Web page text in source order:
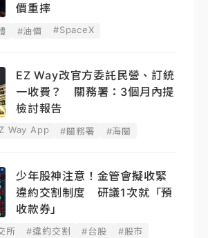
價重摔
#油價 #SpaceX
EZ Way改官方委託民營、訂統
一收費？ 關務署：3個月內提
檢討報告
Way App #關務署 #海關
少年股神注意！金管會擬收緊
違約交割制度 研議1次就「預
收款券」
所 #違約交割 #台股 #股市